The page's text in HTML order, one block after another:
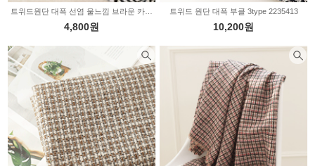
4,800원
트위드 원단 대폭 부클 3type 2235413
10,200원